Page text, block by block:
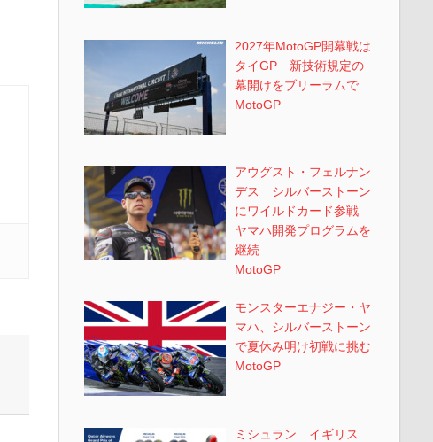
2027年MotoGP開幕戦は
タイGP 新技術規定の
幕開けをブリーラムで
MotoGP
アウグスト・フェルナン
デス シルバーストーン
にワイルドカード参戦
ヤマハ開発プログラムを
継続
MotoGP
モンスターエナジー・ヤ
マハ、シルバーストーン
で夏休み明け初戦に挑む
MotoGP
ミシュラン イギリス